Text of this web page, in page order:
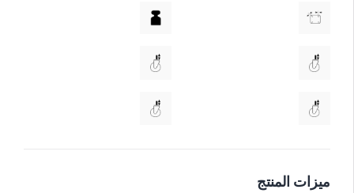
ميزات المنتج